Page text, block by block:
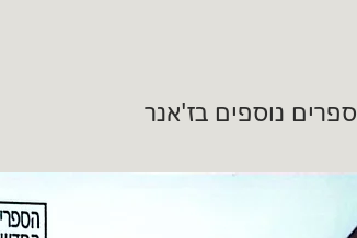
ספרים נוספים בז'אנר